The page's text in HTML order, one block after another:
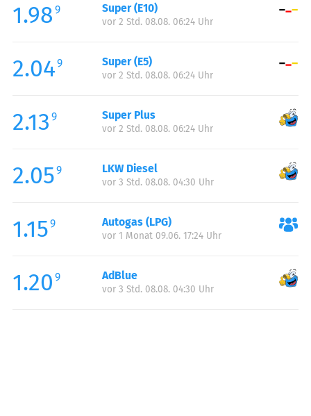
Samstag:
06:00-21:00
Sonntag:
1.98 9 Super (E10)
vor 2 Std. 08.08. 06:24 Uhr
2.049 Super (E5)
vor 2 Std. 08.08. 06:24 Uhr
2.13 9 Super Plus
vor 2 Std. 08.08. 06:24 Uhr
2.059 LKW Diesel
vor 3 Std. 08.08. 04:30 Uhr
1.159 Autogas (LPG)
vor 1 Monat 09.06. 17:24 Uhr
1.20 9 AdBlue
vor 3 Std. 08.08. 04:30 Uhr